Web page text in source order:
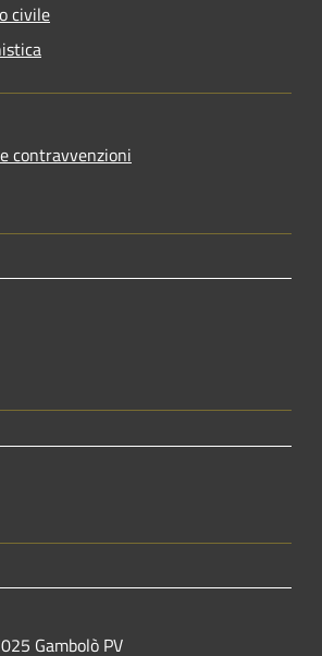
civile
contravvenzioni
Gambolò PV